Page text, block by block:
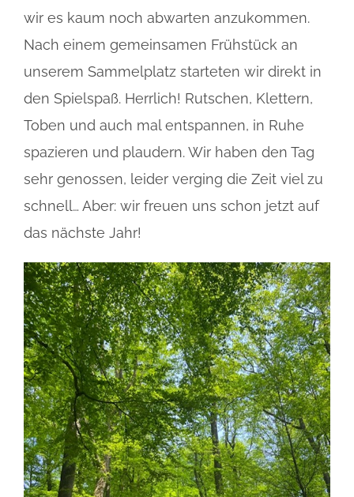
wir es kaum noch abwarten anzukommen.
Nach einem gemeinsamen Frühstück an
unserem Sammelplatz starteten wir direkt in
den Spielspaß. Herrlich! Rutschen, Klettern,
Toben und auch mal entspannen, in Ruhe
spazieren und plaudern. Wir haben den Tag
sehr genossen, leider verging die Zeit viel zu
schnell… Aber: wir freuen uns schon jetzt auf
das nächste Jahr!